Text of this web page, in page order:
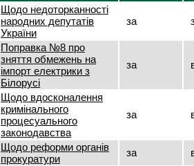
Щодо недоторканності
народних депутатів
України
за
Поправка №8 про
зняття обмежень на
імпорт електрики з
Білорусі
за
Щодо вдосконалення
кримінального
процесуального
законодавства
за
Щодо реформи органів
прокуратури
за